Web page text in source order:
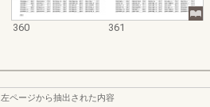
360 361
左ページから抽出された内容